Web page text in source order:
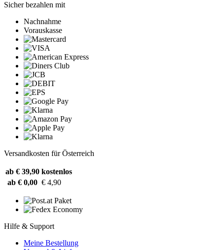
Sicher bezahlen mit
Nachnahme
Vorauskasse
Versandkosten für Österreich
ab € 39,90 kostenlos
ab € 0,00 € 4,90
Hilfe & Support
Meine Bestellung